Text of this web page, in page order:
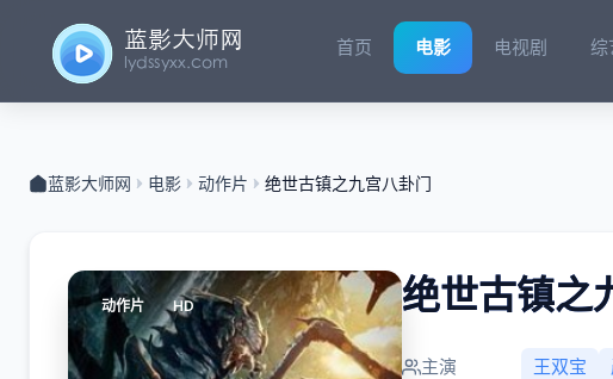
首页 电影 电视剧 综
蓝影大师网 电影 动作片 绝世古镇之九宫八卦门
动作片 HD 绝世古镇之
主演 王双宝